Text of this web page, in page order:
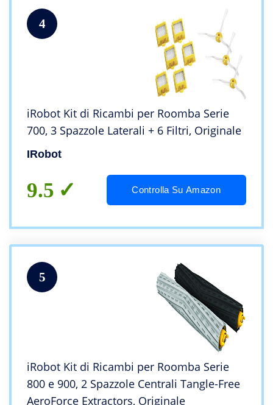
4
iRobot Kit di Ricambi per Roomba Serie
700, 3 Spazzole Laterali + 6 Filtri, Originale
IRobot
9.5 Controlla Su Amazon
5
iRobot Kit di Ricambi per Roomba Serie
800 e 900, 2 Spazzole Centrali Tangle-Free
AeroForce Extractors, Originale